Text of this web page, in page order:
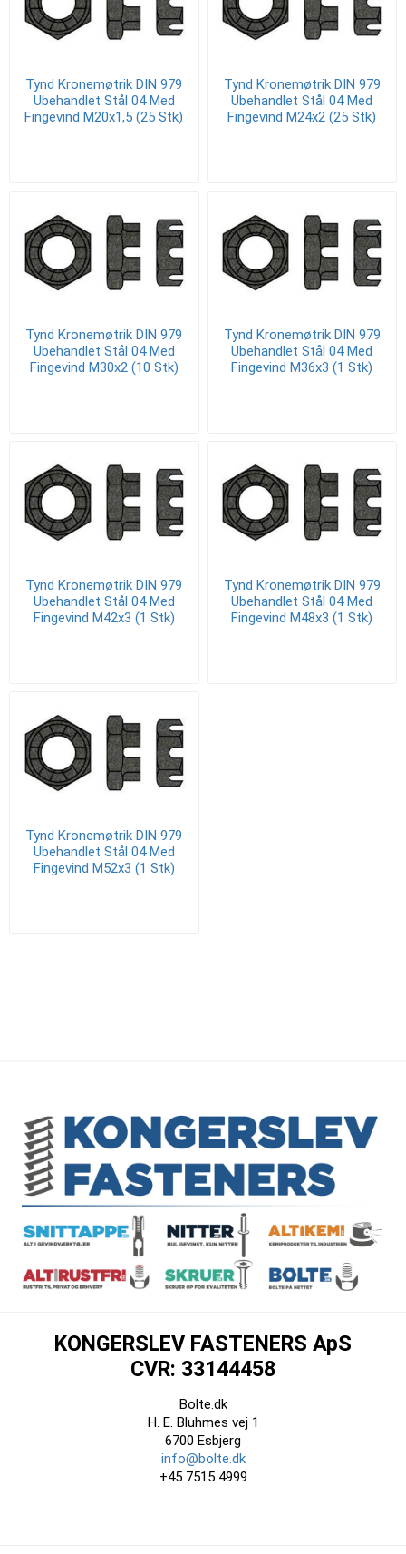
Tynd Kronemøtrik DIN 979
Ubehandlet Stål 04 Med
Fingevind M20x1,5 (25 Stk)
Tynd Kronemøtrik DIN 979
Ubehandlet Stål 04 Med
Fingevind M24x2 (25 Stk)
Tynd Kronemøtrik DIN 979
Ubehandlet Stål 04 Med
Fingevind M30x2 (10 Stk)
Tynd Kronemøtrik DIN 979
Ubehandlet Stål 04 Med
Fingevind M36x3 (1 Stk)
Tynd Kronemøtrik DIN 979
Ubehandlet Stål 04 Med
Fingevind M42x3 (1 Stk)
Tynd Kronemøtrik DIN 979
Ubehandlet Stål 04 Med
Fingevind M48x3 (1 Stk)
Tynd Kronemøtrik DIN 979
Ubehandlet Stål 04 Med
Fingevind M52x3 (1 Stk)
KONGERSLEV FASTENERS ApS
CVR: 33144458
Bolte.dk
H. E. Bluhmes vej 1
6700 Esbjerg
info@bolte.dk
+45 7515 4999